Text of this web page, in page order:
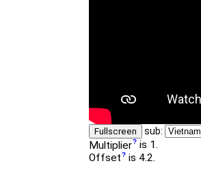
Fullscreen sub:
Multiplier is 1.
Offset is 4.2.